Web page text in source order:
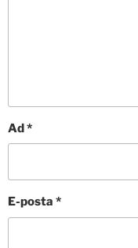
Ad*
E-posta *